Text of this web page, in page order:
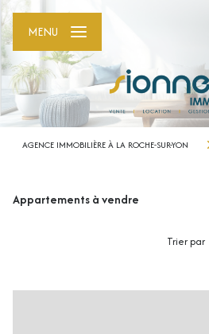
MENU
AGENCE IMMOBILIÈRE À LA ROCHE-SUR-YON
Appartements à vendre
Trier par